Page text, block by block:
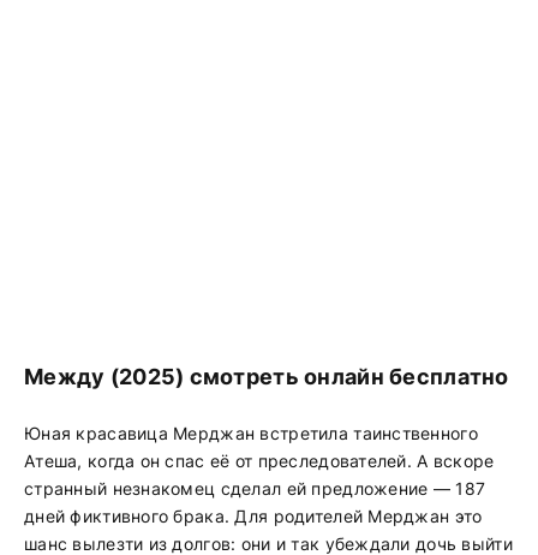
Между (2025) смотреть онлайн бесплатно
Юная красавица Мерджан встретила таинственного
Атеша, когда он спас её от преследователей. А вскоре
странный незнакомец сделал ей предложение — 187
дней фиктивного брака. Для родителей Мерджан это
шанс вылезти из долгов: они и так убеждали дочь выйти